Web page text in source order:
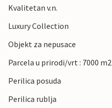
Kvalitetan v.n.
Luxury Collection
Objekt za nepusace
Parcela u prirodi/vrt : 7000 m2
Perilica posuda
Perilica rublja